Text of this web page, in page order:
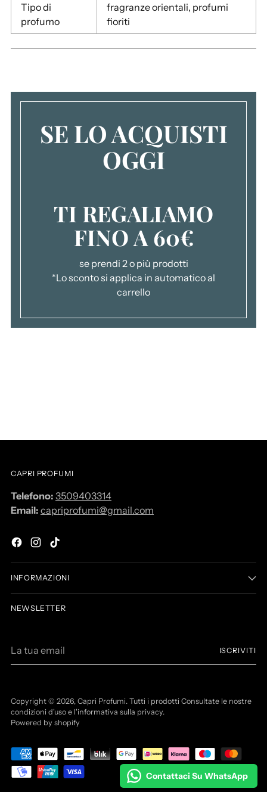
a
Tipo di
profumo
fragranze orientali, profumi
fioriti
SE LO ACQUISTI
OGGI
TI REGALIAMO
FINO A 60€
se prendi 2 o più prodotti
*Lo sconto si applica in automatico al
carrello
CAPRI PROFUMI
Telefono: 3509403314
Email: capriprofumi@gmail.com
INFORMAZIONI
NEWSLETTER
a
a
e
m
i
ISCRIVITI
Copyright © 2026, Capri Profumi. Tutti i prodotti Consultate le nostre
condizioni d'uso e l'informativa sulla privacy.
Powered by shopify
Contattaci Su WhatsApp